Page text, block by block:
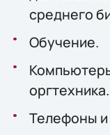
среднего
Обучение.
оргтехника.
Телефоны и